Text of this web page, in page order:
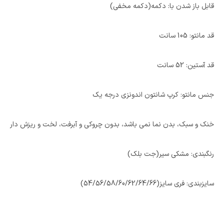
قابل باز شدن با: دکمه(دکمه مخفی)
قد مانتو: 105 سانت
قد آستین: 52 سانت
جنس مانتو: کرپ شانتون اندونزی درجه یک
خنک و سبک، بدن نما نمی باشد، بدون چروکی و آبرفت، لخت و ریزش دار
رنگبندی: مشکی سیر(جت بلک)
سایزبندی: فری سایز(54/56/58/60/62/64/66)